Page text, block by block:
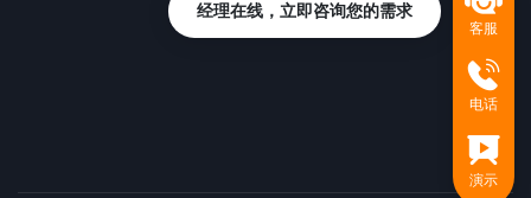
客服
电话
演示
经理在线，立即咨询您的需求